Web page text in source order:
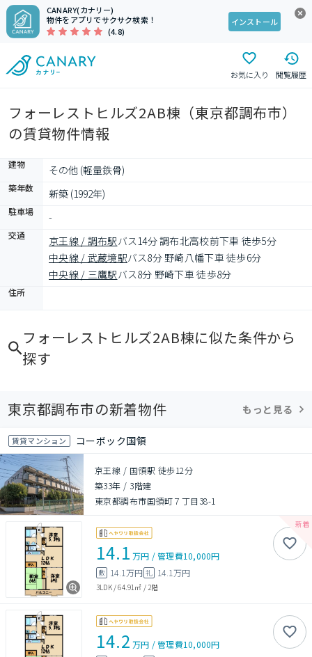
CANARY(カナリー)
物件をアプリでサクサク検索！
(4.8)
インストール
お気に入り 閲覧履歴
フォーレストヒルズ2AB棟（東京都調布市）
の賃貸物件情報
建物 その他 (軽量鉄骨)
築年数 新築 (1992年)
駐車場 -
交通 京王線 / 調布駅バス14分 調布北高校前下車 徒歩5分
中央線 / 武蔵境駅バス8分 野崎八幡下車 徒歩6分
中央線 / 三鷹駅バス8分 野崎下車 徒歩8分
住所
フォーレストヒルズ2AB棟に似た条件から
探す
東京都調布市の新着物件 もっと見る
賃貸マンション コーボック国領
京王線 / 国領駅 徒歩12分
築33年 / 3階建
東京都調布市国領町７丁目38-1
14.1 万円 /管理費10,000円
敷 14.1万円 礼 14.1万円
3LDK/64.91㎡ /2階
14.2 万円 /管理費10,000円